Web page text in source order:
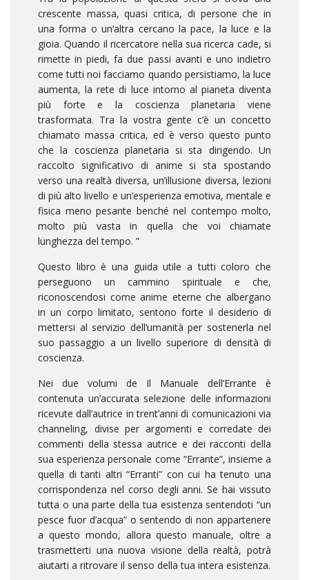
crescente massa, quasi critica, di persone che in
una forma o un’altra cercano la pace, la luce e la
gioia. Quando il ricercatore nella sua ricerca cade, si
rimette in piedi, fa due passi avanti e uno indietro
come tutti noi facciamo quando persistiamo, la luce
aumenta, la rete di luce intorno al pianeta diventa
più forte e la coscienza planetaria viene
trasformata. Tra la vostra gente c’è un concetto
chiamato massa critica, ed è verso questo punto
che la coscienza planetaria si sta dirigendo. Un
raccolto significativo di anime si sta spostando
verso una realtà diversa, un’illusione diversa, lezioni
di più alto livello e un’esperienza emotiva, mentale e
fisica meno pesante benché nel contempo molto,
molto più vasta in quella che voi chiamate
lunghezza del tempo. ”
Questo libro è una guida utile a tutti coloro che
perseguono un cammino spirituale e che,
riconoscendosi come anime eterne che albergano
in un corpo limitato, sentono forte il desiderio di
mettersi al servizio dell’umanità per sostenerla nel
suo passaggio a un livello superiore di densità di
coscienza.
Nei due volumi de Il Manuale dell’Errante è
contenuta un’accurata selezione delle informazioni
ricevute dall’autrice in trent’anni di comunicazioni via
channeling, divise per argomenti e corredate dei
commenti della stessa autrice e dei racconti della
sua esperienza personale come “Errante”, insieme a
quella di tanti altri “Erranti” con cui ha tenuto una
corrispondenza nel corso degli anni. Se hai vissuto
tutta o una parte della tua esistenza sentendoti “un
pesce fuor d’acqua” o sentendo di non appartenere
a questo mondo, allora questo manuale, oltre a
trasmetterti una nuova visione della realtà, potrà
aiutarti a ritrovare il senso della tua intera esistenza.